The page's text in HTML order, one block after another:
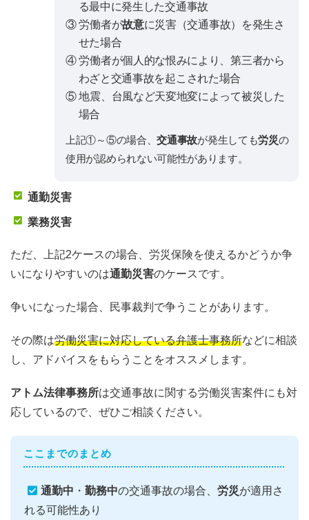
る最中に発生した交通事故
③ 労働者が故意に災害（交通事故）を発生さ
せた場合
④ 労働者が個人的な恨みにより、第三者から
わざと交通事故を起こされた場合
⑤ 地震、台風など天変地変によって被災した
場合
上記①～⑤の場合、交通事故が発生しても労災の
使用が認められない可能性があります。
通勤災害
業務災害
ただ、上記2ケースの場合、労災保険を使えるかどうか争
いになりやすいのは通勤災害のケースです。
争いになった場合、民事裁判で争うことがあります。
その際は労働災害に対応している弁護士事務所などに相談
し、アドバイスをもらうことをオススメします。
アトム法律事務所は交通事故に関する労働災害案件にも対
応しているので、ぜひご相談ください。
ここまでのまとめ
通勤中 ・ 勤務中の交通事故の場合、 労災が適用さ
れる可能性あり